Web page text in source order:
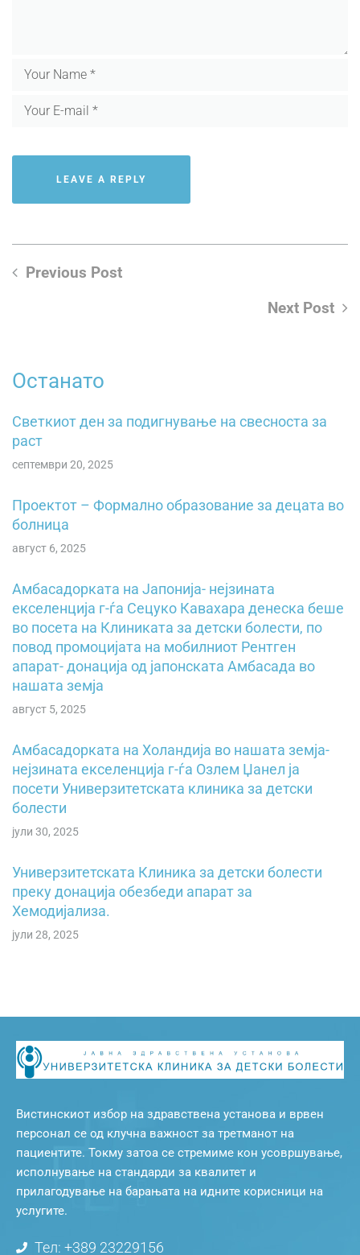
Previous Post
Next Post
Останато
Светкиот ден за подигнување на свесностa зa
pacт
септември 20, 2025
Проектот – Формално образование за децата во
болница
август 6, 2025
Амбасадорката на Јапонија- нејзината
екселенција г-ѓа Сецуко Кавахара денеска беше
во посета на Клиниката за детски болести, по
повод промоцијата на мобилниот Рентген
апарат- донација од јапонската Амбасада во
нашата земја
август 5, 2025
Амбасадорката на Холандија во нашата земја-
нејзината екселенција г-ѓа Озлем Џанел ја
посети Универзитетската клиника за детски
болести
јули 30, 2025
Универзитетската Клиника за детски болести
преку донација обезбеди апарат за
Хемодијализа.
јули 28, 2025
Вистинскиот избор на здравствена установа и врвен
персонал се од клучна важност за третманот на
пациентите. Токму затоа се стремиме кон усовршување,
исполнување на стандарди за квалитет и
прилагодување на барањата на идните корисници на
услугите.
Тел: +389 23229156